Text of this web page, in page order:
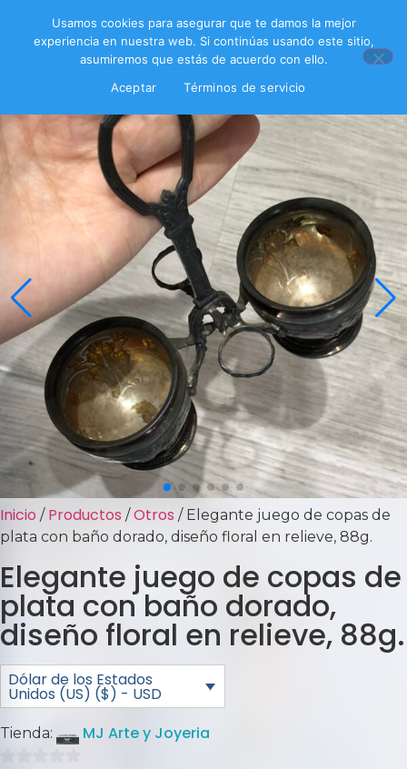
Inicio / Productos /Otros / Elegante juego de copas de
plata con baño dorado, diseño floral en relieve, 88g.
Elegante juego de copas de
plata con baño dorado,
diseño floral en relieve, 88g.
Dólar de los Estados
Unidos (US) ($) - USD
Tienda: MJ Arte y Joyeria
Usamos cookies para asegurar que te damos la mejor
experiencia en nuestra web. Si continúas usando este sitio,
asumiremos que estás de acuerdo con ello.
Aceptar
Términos de servicio